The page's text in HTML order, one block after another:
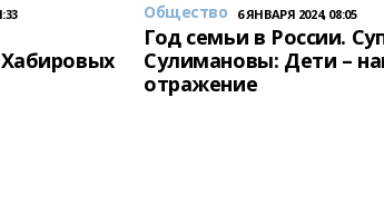
Общество 6 ЯНВАРЯ 2024, 08:05
Год семьи в России.
Сулимановы: Дети –
отражение